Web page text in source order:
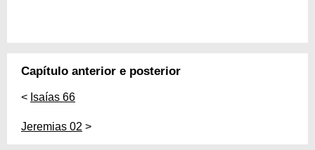
Capítulo anterior e posterior
< Isaías 66
Jeremias 02 >